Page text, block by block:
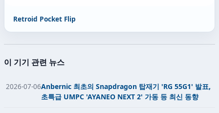
Retroid Pocket Flip
이 기기 관련 뉴스
2026-07-06Anbernic 최초의 Snapdragon 탑재기 'RG 55G1' 발표,
초특급 UMPC 'AYANEO NEXT 2' 가동 등 최신 동향